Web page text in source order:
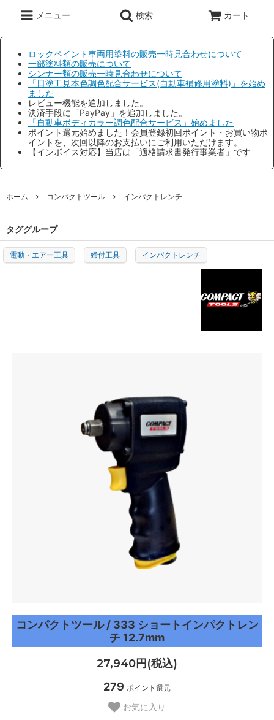
メニュー 検索 カート
ロックペイント車両用塗料の販売一時見合わせについて
一部塗料類の販売について
シンナー類の販売一時見合わせについて
「日塗工見本色調色配合サービス(自動車補修用塗料)」を始め
ました
レビュー機能を追加しました。
決済手段に「PayPay」を追加しました。
「自動車ボディカラー調色配合サービス」始めました
ポイント還元始めました！会員登録初回ポイント・お買い物ポ
イントを、次回以降のお支払いにご利用いただけます。
【インボイス対応】当店は「適格請求書発行事業者」です
ホーム コンパクトツール インパクトレンチ
タググループ
電動・エアー工具 締付工具 インパクトレンチ
コンパクトツール / 333 ショートインパクトレン
チ 12.7mm
27,940円(税込)
279 ポイント還元
お気に入り